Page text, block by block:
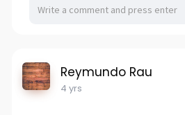
Reymundo Rau
4 yrs